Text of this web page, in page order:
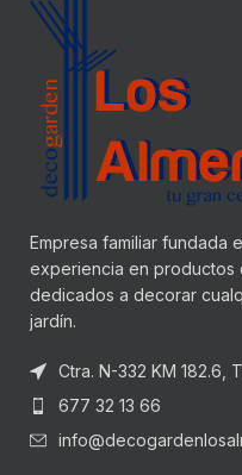
Empresa familiar fundada
experiencia en productos
dedicados a decorar
jardín.
Ctra. N-332 KM 182.6,
677 32 13 66